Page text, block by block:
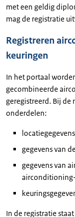
met een geldig
mag de registratie
Registreren
keuringen
In het portaal
gecombineerde
geregistreerd. Bij de
onderdelen:
locatiegegevens
gegevens van
gegevens van
In de registratie